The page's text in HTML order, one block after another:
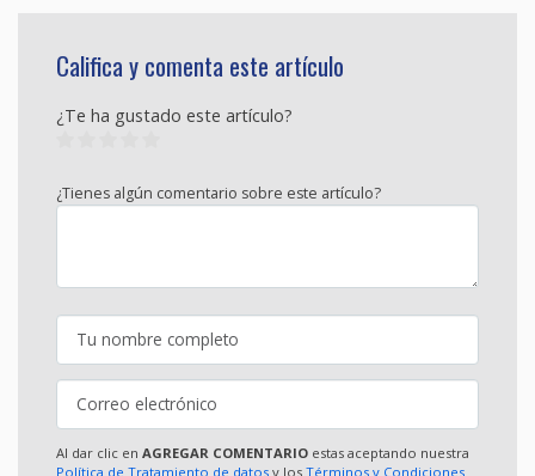
Califica y comenta este artículo
¿Te ha gustado este artículo?
¿Tienes algún comentario sobre este artículo?
Al dar clic en AGREGAR COMENTARIO estas aceptando nuestra
Política de Tratamiento de datos y los Términos y Condiciones